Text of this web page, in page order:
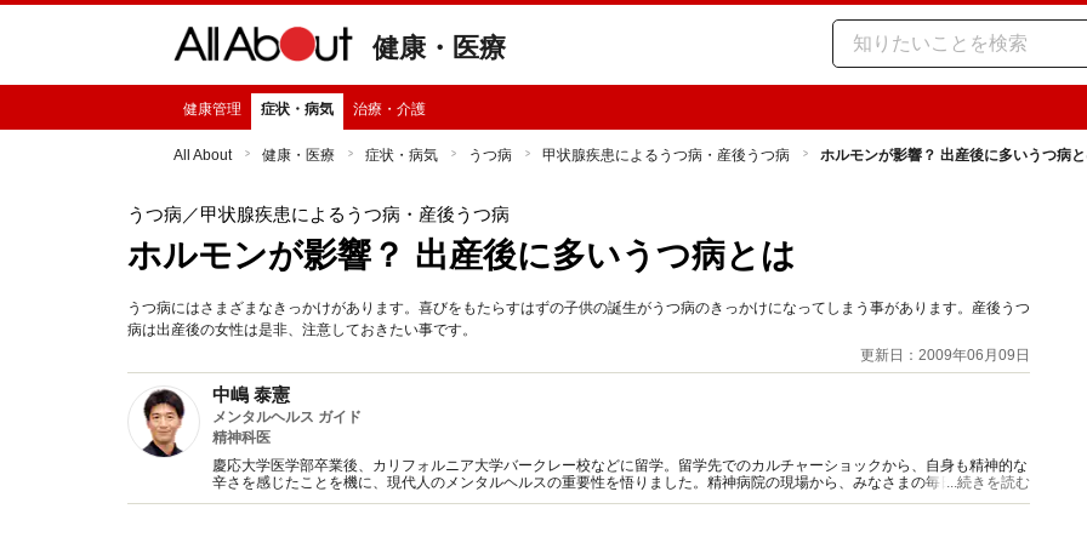
健康・医療
健康管理 症状・病気 治療・介護
All About 健康・医療 症状・病気 うつ病 甲状腺疾患によるうつ病・産後うつ病 ホルモンが影響？ 出産後に多いうつ病
うつ病 ／甲状腺疾患によるうつ病・産後うつ病
ホルモンが影響？ 出産後に多いうつ病とは
うつ病にはさまざまなきっかけがあります。喜びをもたらすはずの子供の誕生がうつ病のきっかけになってしまう事があります。産後うつ
病は出産後の女性は是非、注意しておきたい事です。
更新日：2009年06月09日
中嶋 泰憲
メンタルヘルス ガイド
精神科医
慶応大学医学部卒業後、カリフォルニア大学バークレー校などに留学。留学先でのカルチャーショックから、自身も精神的な
辛さを感じたことを機に、現代人のメンタルヘルスの重要性を悟りました。精神病院の現場から、みなさまの毎日の心の健康
管理にお役に立てるよう、メンタルヘルスに関する情報発信を行っていきます。
...続きを読む